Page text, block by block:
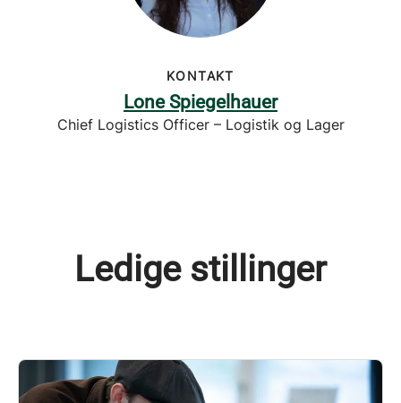
KONTAKT
Lone Spiegelhauer
Chief Logistics Officer – Logistik og Lager
Ledige stillinger